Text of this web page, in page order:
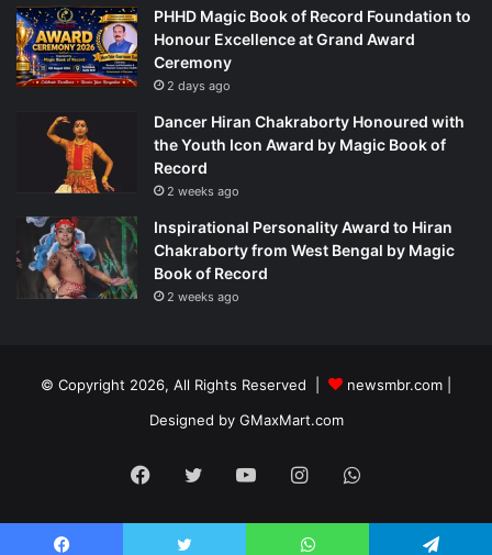
PHHD Magic Book of Record Foundation to
Honour Excellence at Grand Award
Ceremony
2 days ago
Dancer Hiran Chakraborty Honoured with
the Youth Icon Award by Magic Book of
Record
2 weeks ago
Inspirational Personality Award to Hiran
Chakraborty from West Bengal by Magic
Book of Record
2 weeks ago
© Copyright 2026, All Rights Reserved |
newsmbr.com |
Designed by GMaxMart.com
Facebook
TwitterYouTubeInstagramWhatsApp